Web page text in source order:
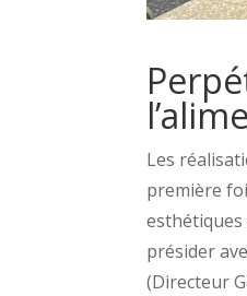
Les
première
esthétiques
présider
(Directeur